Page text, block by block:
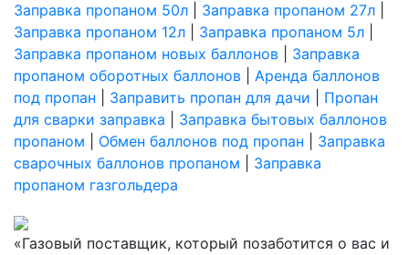
Заправка пропаном 50л
Заправка пропаном 27л
Заправка пропаном 12л
Заправка пропаном 5л
Заправка пропаном новых баллонов
Заправка
пропаном оборотных баллонов
Аренда баллонов
под пропан
Заправить пропан для дачи
Пропан
для сварки заправка
Заправка бытовых баллонов
пропаном
Обмен баллонов под пропан
Заправка
сварочных баллонов пропаном
Заправка
пропаном газгольдера
«Газовый поставщик, который позаботится о вас и